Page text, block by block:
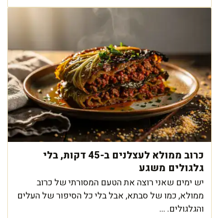
כרוב ממולא לעצלנים ב-45 דקות, בלי
גלגולים משגע
יש ימים שאני רוצה את הטעם המסורתי של כרוב
ממולא, כמו של סבתא, אבל בלי כל הסיפור של העלים
והגלגולים. ...